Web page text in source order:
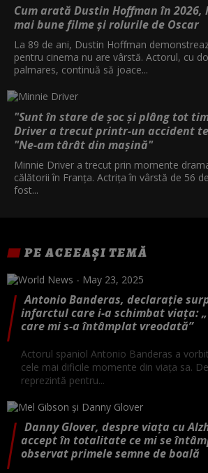
Cum arată Dustin Hoffman în 2026,
mai bune filme și rolurile de Oscar
La 89 de ani, Dustin Hoffman
pentru cinema nu are vârstă. Actorul, cu
palmares, continuă să joace...
"Sunt în stare de șoc și plâng tot
Driver a trecut printr-un accident
"Ne-am târât din mașină"
Minnie Driver a trecut prin momente
călătorii în Franța. Actrița în vârstă de 56
fost...
PE ACEEAȘI TEMĂ
Antonio Banderas, declarație
infarctul care i-a schimbat viața:
care mi s-a întâmplat vreodată”
Actorul spaniol Antonio Banderas a
cele mai dificile momente din viața sa.
reprezintă pentru...
Danny Glover, despre viața cu
accept în totalitate ce mi se
observat primele semne de boală